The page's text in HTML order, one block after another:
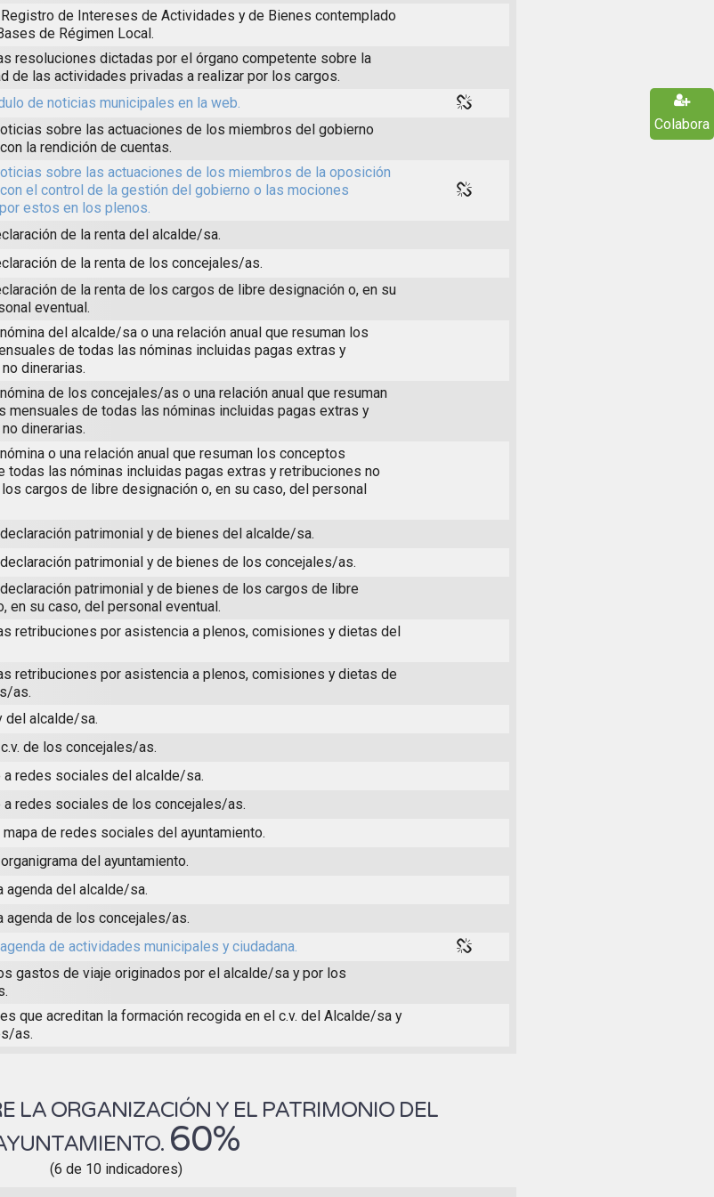
de Intereses de Actividades y de Bienes contemplado
de Régimen Local.
resoluciones dictadas por el órgano competente sobre la
de las actividades privadas a realizar por los cargos.
de noticias municipales en la web.
sobre las actuaciones de los miembros del gobierno
la rendición de cuentas.
sobre las actuaciones de los miembros de la oposición
el control de la gestión del gobierno o las mociones
estos en los plenos.
de la renta del alcalde/sa.
de la renta de los concejales/as.
de la renta de los cargos de libre designación o, en su
eventual.
del alcalde/sa o una relación anual que resuman los
de todas las nóminas incluidas pagas extras y
dinerarias.
de los concejales/as o una relación anual que resuman
mensuales de todas las nóminas incluidas pagas extras y
dinerarias.
o una relación anual que resuman los conceptos
todas las nóminas incluidas pagas extras y retribuciones no
cargos de libre designación o, en su caso, del personal
patrimonial y de bienes del alcalde/sa.
patrimonial y de bienes de los concejales/as.
patrimonial y de bienes de los cargos de libre
en su caso, del personal eventual.
retribuciones por asistencia a plenos, comisiones y dietas del
retribuciones por asistencia a plenos, comisiones y dietas de
as.
del alcalde/sa.
de los concejales/as.
a redes sociales del alcalde/sa.
a redes sociales de los concejales/as.
mapa de redes sociales del ayuntamiento.
del ayuntamiento.
agenda del alcalde/sa.
agenda de los concejales/as.
de actividades municipales y ciudadana.
gastos de viaje originados por el alcalde/sa y por los
que acreditan la formación recogida en el c.v. del Alcalde/sa y
as.
LA ORGANIZACIÓN Y EL PATRIMONIO DEL
60%
(6 de 10 indicadores)
Colabora